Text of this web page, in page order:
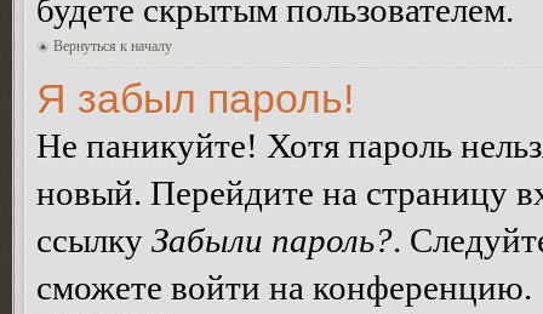
будете скрытым пользователем.
Вернуться к началу
Я забыл пароль!
Не паникуйте! Хотя пароль
новый. Перейдите на страницу
ссылку Забыли пароль?.
сможете войти на конференцию.